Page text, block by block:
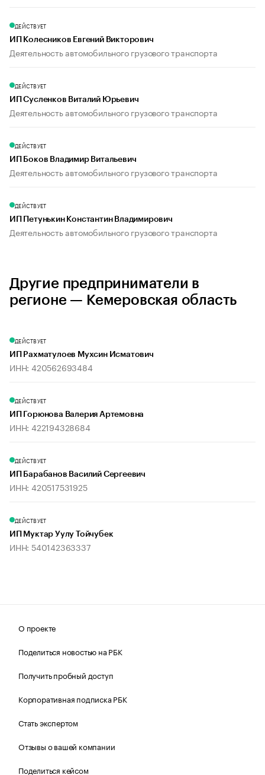
ДЕЙСТВУЕТ
ИП Колесников Евгений Викторович
Деятельность автомобильного грузового транспорта
ДЕЙСТВУЕТ
ИП Сусленков Виталий Юрьевич
Деятельность автомобильного грузового транспорта
ДЕЙСТВУЕТ
ИП Боков Владимир Витальевич
Деятельность автомобильного грузового транспорта
ДЕЙСТВУЕТ
ИП Петунькин Константин Владимирович
Деятельность автомобильного грузового транспорта
Другие предприниматели в
регионе — Кемеровская область
ДЕЙСТВУЕТ
ИП Рахматулоев Мухсин Исматович
ИНН: 420562693484
ДЕЙСТВУЕТ
ИП Горюнова Валерия Артемовна
ИНН: 422194328684
ДЕЙСТВУЕТ
ИП Барабанов Василий Сергеевич
ИНН: 420517531925
ДЕЙСТВУЕТ
ИП Муктар Уулу Тойчубек
ИНН: 540142363337
О проекте
Поделиться новостью на РБК
Получить пробный доступ
Корпоративная подписка РБК
Стать экспертом
Отзывы о вашей компании
Поделиться кейсом